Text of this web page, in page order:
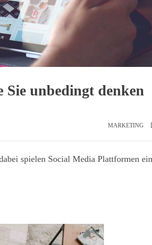
Sie unbedingt denken
MARKETING
spielen Social Media Plattformen